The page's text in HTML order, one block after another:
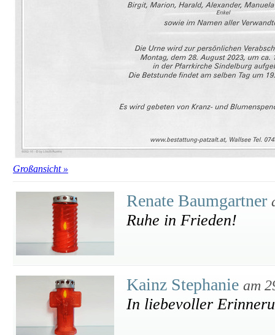
Großansicht »
Renate Baumgartner
Ruhe in Frieden!
Kainz Stephanie am
In liebevoller